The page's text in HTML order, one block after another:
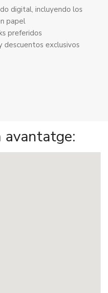
digital, incluyendo los
papel
preferidos
descuentos exclusivos
avantatge: